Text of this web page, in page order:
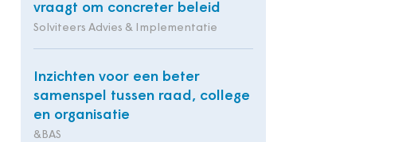
vraagt om concreter beleid
Solviteers Advies & Implementatie
Inzichten voor een beter
samenspel tussen raad, college
en organisatie
&BAS